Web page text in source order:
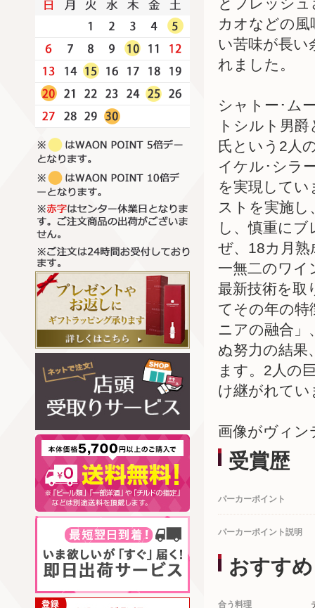
とフレッシ
カオなどの
い苦味が長い
れました。
シャトー･ム
トシルト男
氏という2人
イケル･シラ
を実現して
ストを実施
し、慎重に
ぜ、18カ月
一無二のワイ
最新技術を取
てその年の
ニアの融合」
ぬ努力の結果
ます。2人の
け継がれてい
画像がヴィン
受賞歴
パーカーポイント
パーカーポイント説明
おすすめ
合う料理